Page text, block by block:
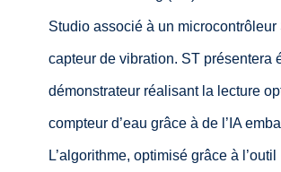
Studio associé à un microcontrôleur
capteur de vibration. ST présentera
démonstrateur réalisant la lecture
compteur d’eau grâce à de l’IA
L’algorithme, optimisé grâce à l’outil